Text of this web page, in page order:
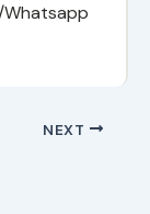
Whatsapp
NEXT